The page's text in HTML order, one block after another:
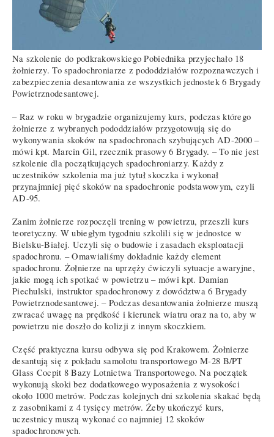
Na szkolenie do podkrakowskiego Pobiednika przyjechało 18
żołnierzy. To spadochroniarze z pododdziałów rozpoznawczych i
zabezpieczenia desantowania ze wszystkich jednostek 6 Brygady
Powietrznodesantowej.
– Raz w roku w brygadzie organizujemy kurs, podczas którego
żołnierze z wybranych pododdziałów przygotowują się do
wykonywania skoków na spadochronach szybujących AD-2000 –
mówi kpt. Marcin Gil, rzecznik prasowy 6 Brygady. – To nie jest
szkolenie dla początkujących spadochroniarzy. Każdy z
uczestników szkolenia ma już tytuł skoczka i wykonał
przynajmniej pięć skoków na spadochronie podstawowym, czyli
AD-95.
Zanim żołnierze rozpoczęli trening w powietrzu, przeszli kurs
teoretyczny. W ubiegłym tygodniu szkolili się w jednostce w
Bielsku-Białej. Uczyli się o budowie i zasadach eksploatacji
spadochronu. – Omawialiśmy dokładnie każdy element
spadochronu. Żołnierze na uprzęży ćwiczyli sytuacje awaryjne,
jakie mogą ich spotkać w powietrzu – mówi kpt. Damian
Piechulski, instruktor spadochronowy z dowództwa 6 Brygady
Powietrznodesantowej. – Podczas desantowania żołnierze muszą
zwracać uwagę na prędkość i kierunek wiatru oraz na to, aby w
powietrzu nie doszło do kolizji z innym skoczkiem.
Część praktyczna kursu odbywa się pod Krakowem. Żołnierze
desantują się z pokładu samolotu transportowego M-28 B/PT
Glass Cocpit 8 Bazy Lotnictwa Transportowego. Na początek
wykonują skoki bez dodatkowego wyposażenia z wysokości
około 1000 metrów. Podczas kolejnych dni szkolenia skakać będą
z zasobnikami z 4 tysięcy metrów. Żeby ukończyć kurs,
uczestnicy muszą wykonać co najmniej 12 skoków
spadochronowych.